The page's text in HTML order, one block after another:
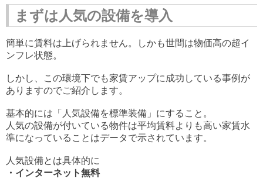
まずは人気の設備を導入
簡単に賃料は上げられません。しかも世間は物価高の超イ
ンフレ状態。
しかし、この環境下でも家賃アップに成功している事例が
ありますのでご紹介します。
基本的には「人気設備を標準装備」にすること。
人気の設備が付いている物件は平均賃料よりも高い家賃水
準になっていることはデータで示されています。
人気設備とは具体的に
・インターネット無料